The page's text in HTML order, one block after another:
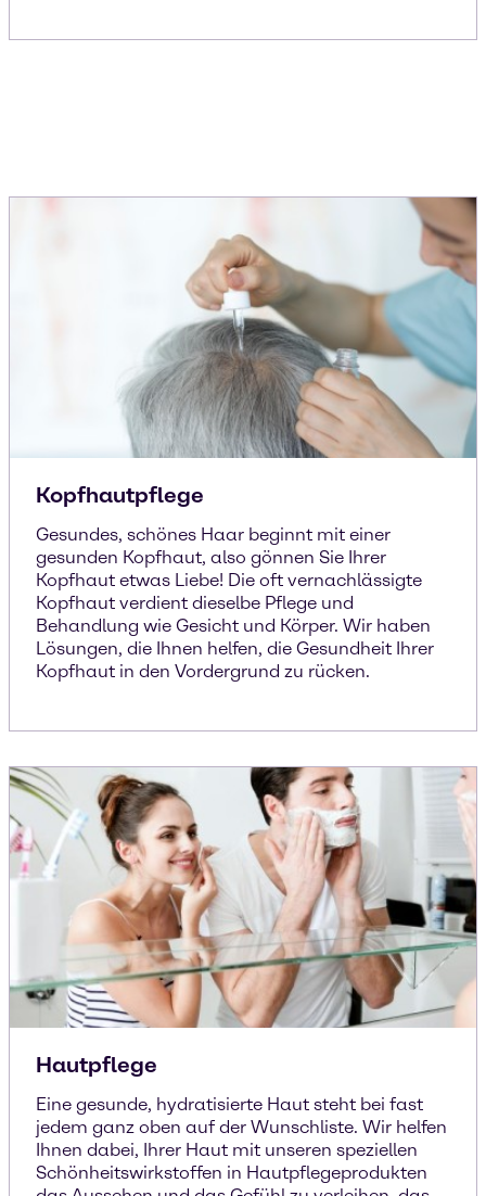
Kopfhautpflege
Gesundes, schönes Haar beginnt mit einer
gesunden Kopfhaut, also gönnen Sie Ihrer
Kopfhaut etwas Liebe! Die oft vernachlässigte
Kopfhaut verdient dieselbe Pflege und
Behandlung wie Gesicht und Körper. Wir haben
Lösungen, die Ihnen helfen, die Gesundheit Ihrer
Kopfhaut in den Vordergrund zu rücken.
Hautpflege
Eine gesunde, hydratisierte Haut steht bei fast
jedem ganz oben auf der Wunschliste. Wir helfen
Ihnen dabei, Ihrer Haut mit unseren speziellen
Schönheitswirkstoffen in Hautpflegeprodukten